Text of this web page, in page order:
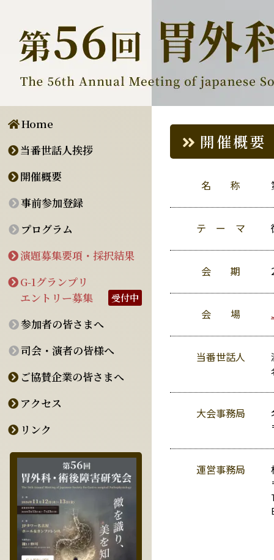
Home
当番世話人挨拶
開催概要
事前参加登録
プログラム
演題募集要項・採択結果
G-1グランプリ
エントリー募集
受付中
参加者の皆さまへ
司会・演者の皆様へ
ご協賛企業の皆さまへ
アクセス
リンク
開催概要
名 称
テ ー マ
会 期
会 場
当番世話人
大会事務局
運営事務局